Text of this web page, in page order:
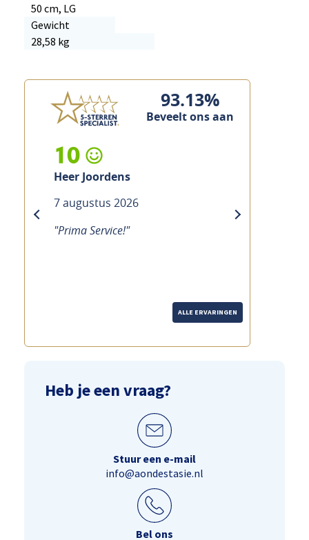
50 cm, LG
Gewicht
28,58 kg
93.13%
Beveelt ons aan
10
Heer Custers
7 augustus 2026
"Prima service, vakkundig en snel"
next
ALLE ERVARINGEN
Heb je een vraag?
Stuur een e-mail
info@aondestasie.nl
Bel ons